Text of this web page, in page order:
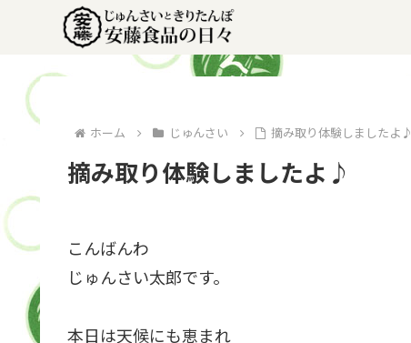
ホーム じゅんさい 摘み取り体験しましたよ♪
摘み取り体験しましたよ♪
こんばんわ
じゅんさい太郎です。
本日は天候にも恵まれ